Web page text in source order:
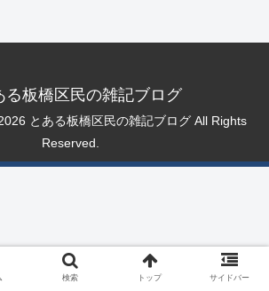
る板橋区民の雑記ブログ
とある板橋区民の雑記ブログ All Rights
Reserved.
検索 トップ サイドバー